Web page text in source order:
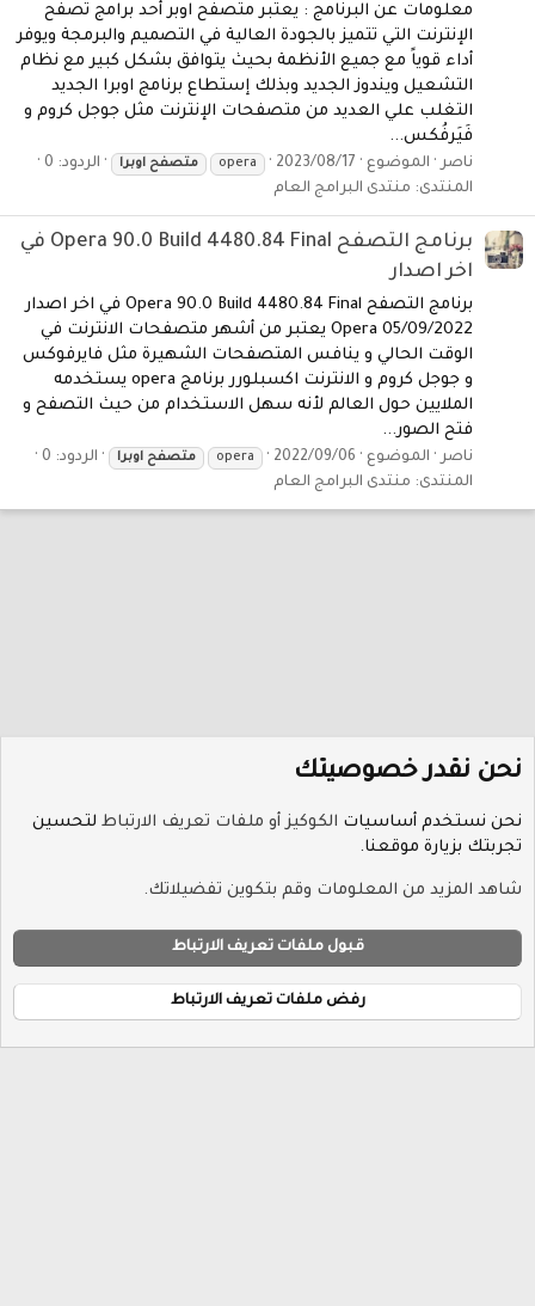
معلومات عن البرنامج : يعتبر متصفح اوبر أحد برامج تصفح
الإنترنت التي تتميز بالجودة العالية في التصميم والبرمجة ويوفر
أداء قوياً مع جميع الأنظمة بحيث يتوافق بشكل كبير مع نظام
التشعيل ويندوز الجديد وبذلك إستطاع برنامج اوبرا الجديد
التغلب علي العديد من متصفحات الإنترنت مثل جوجل كروم و
فَيَرفُكس...
ناصر الموضوع 2023/08/17
opera متصفح اوبرا
الردود: 0
المنتدى: منتدى البرامج العام
برنامج التصفح Opera 90.0 Build 4480.84 Final في
اخر اصدار
برنامج التصفح Opera 90.0 Build 4480.84 Final في اخر اصدار
05/09/2022 Opera يعتبر من أشهر متصفحات الانترنت في
الوقت الحالي و ينافس المتصفحات الشهيرة مثل فايرفوكس
و جوجل كروم و الانترنت اكسبلورر برنامج opera يستخدمه
الملايين حول العالم لأنه سهل الاستخدام من حيث التصفح و
فتح الصور...
ناصر الموضوع 2022/09/06
opera متصفح اوبرا
الردود: 0
المنتدى: منتدى البرامج العام
سياسة الخصوصية
الرئيسية
S
®
نحن نقدر خصوصيتك
نحن نستخدم أساسيات الكوكيز أو ملفات تعريف الارتباط لتحسين
تجربتك بزيارة موقعنا.
شاهد المزيد من المعلومات وقم بتكوين تفضيلاتك.
قبول ملفات تعريف الارتباط
رفض ملفات تعريف الارتباط